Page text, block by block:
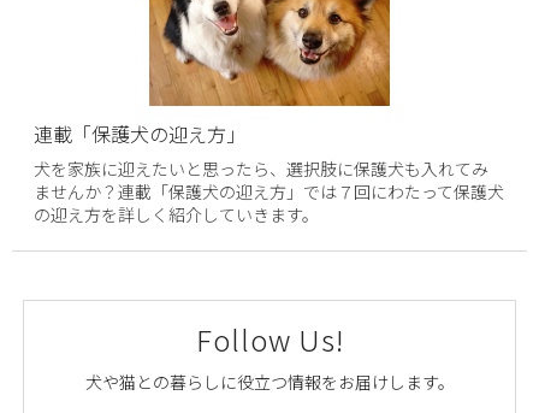
連載「保護犬の迎え方」
犬を家族に迎えたいと思ったら、選択肢に保護犬も入れてみ
ませんか？連載「保護犬の迎え方」では７回にわたって保護犬
の迎え方を詳しく紹介していきます。
Follow Us!
犬や猫との暮らしに役立つ情報をお届けします。